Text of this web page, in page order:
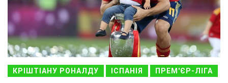
КРІШТІАНУ РОНАЛДУ ІСПАНІЯ ПРЕМ'ЄР-ЛІГА